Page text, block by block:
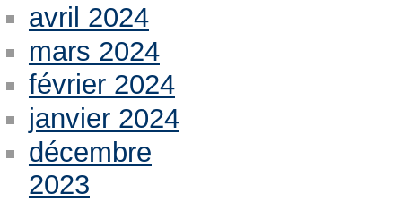
avril 2024
mars 2024
février 2024
janvier 2024
décembre
2023